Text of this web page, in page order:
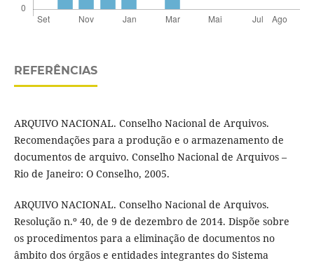
REFERÊNCIAS
ARQUIVO NACIONAL. Conselho Nacional de Arquivos.
Recomendações para a produção e o armazenamento de
documentos de arquivo. Conselho Nacional de Arquivos –
Rio de Janeiro: O Conselho, 2005.
ARQUIVO NACIONAL. Conselho Nacional de Arquivos.
Resolução n.º 40, de 9 de dezembro de 2014. Dispõe sobre
os procedimentos para a eliminação de documentos no
âmbito dos órgãos e entidades integrantes do Sistema